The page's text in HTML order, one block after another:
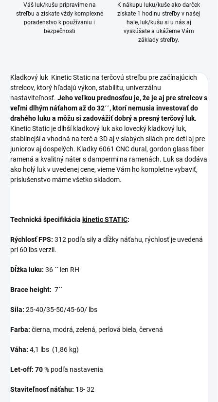
Váš luk/kušu pripravíme na
streľbu a získate vždy komplexné
poradenstvo k používaniu i
bezpečnosti
K nákupu luku/kuše ako darček
získate 1 hodinu streľby v našej
hale, luk/kušu si u nás aj
vyskúšate a ukážeme Vám
základy streľby.
Kladkový luk Kinetic Static na terčovú streľbu pre začínajúcich
strelcov, ktorý hľadajú výkon, stabilitu, univerzálnu
nastaviteľnosť. Jeho veľkou prednosťou je, že je aj pre strelcov s
veľmi dlhým náťahom až do 32´´, ktorí nemusia investovať do
drahého luku a môžu si zadovážiť dobrý a presný terčový luk.
Kinetic Static je dlhší kladkový luk ako lovecký kladkový luk,
stabilnejší a vhodná na terč a 3D aj v slabých silách pre deti aj pre
juniorov aj dospelých. Kladky 6061 CNC dural, gordon glass fiber
ramená a kvalitný náter s dampermi na ramenách. Luk sa dodáva
ako holý luk v uvedenej cene, vieme Vám ho kompletne vybaviť,
príslušenstvo máme všetko skladom.
Technická špecifikácia kinetic STATIC:
Rýchlosť FPS: 312 podľa sily a dĺžky náťahu, rýchlosť je uvedená
pri 60 lbs verzii.
Dĺžka luku: 36 ´´ len RH
Brace height: 7´´
Sila: 25-40/35-50/45-60/ lbs
Farba: čierna, modrá, zelená, perlová biela, červená
Váha: 4,1 lbs (1,86 kg)
Let-off: 70% podľa nastavenia
Staviteľnosť náťahu: 18- 32